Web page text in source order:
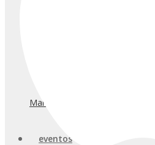
Ana Claudia de Araujo e a
Mart Studio e o exercício do
eventos